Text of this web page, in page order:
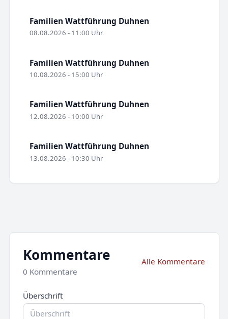
Familien Wattführung Duhnen
08.08.2026 - 11:00 Uhr
Familien Wattführung Duhnen
10.08.2026 - 15:00 Uhr
Familien Wattführung Duhnen
12.08.2026 - 10:00 Uhr
Familien Wattführung Duhnen
13.08.2026 - 10:30 Uhr
Kommentare
0 Kommentare
Alle Kommentare
Überschrift